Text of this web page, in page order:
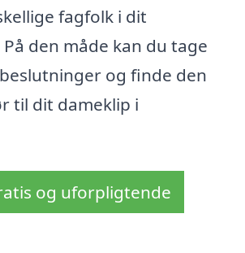
fagfolk i dit
den måde kan du tage
og finde den
til dit dameklip i
og uforpligtende